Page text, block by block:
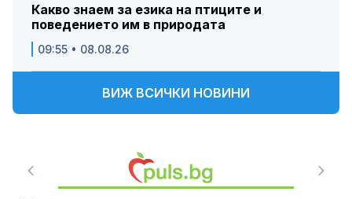
Какво знаем за езика на птиците и
поведението им в природата
09:55 • 08.08.26
ВИЖ ВСИЧКИ НОВИНИ